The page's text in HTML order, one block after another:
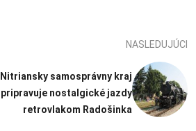
NASLEDUJÚCI
Nitriansky samosprávny kraj
pripravuje nostalgické jazdy
retrovlakom Radošinka